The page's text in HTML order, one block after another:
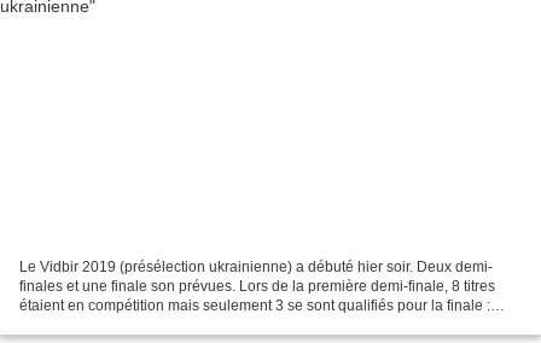
Le Vidbir 2019 (présélection ukrainienne) a débuté hier soir. Deux demi-
finales et une finale son prévues. Lors de la première demi-finale, 8 titres
étaient en compétition mais seulement 3 se sont qualifiés pour la finale :